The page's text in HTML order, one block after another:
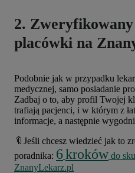
2.
placówki na
Podobnie jak w przypadku
medycznej, samo posiadanie
Zadbaj o to, aby profil Twojej
trafiają pacjenci, i w którym z
informacje, a następnie
🔖Jeśli chcesz wiedzieć jak to
poradnika: 6kroków do
ZnanyLekarz.pl